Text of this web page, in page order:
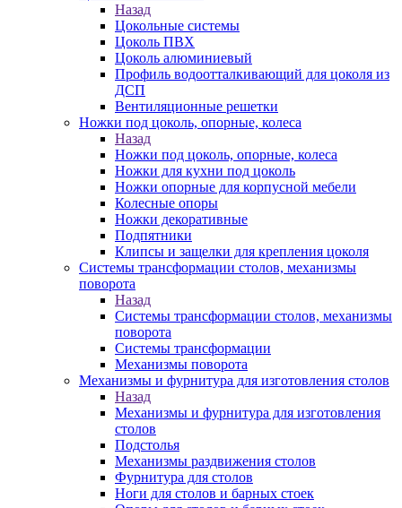
Назад
Цокольные системы
Цоколь ПВХ
Цоколь алюминиевый
Профиль водоотталкивающий для цоколя из
ДСП
Вентиляционные решетки
Ножки под цоколь, опорные, колеса
Назад
Ножки под цоколь, опорные, колеса
Ножки для кухни под цоколь
Ножки опорные для корпусной мебели
Колесные опоры
Ножки декоративные
Подпятники
Клипсы и защелки для крепления цоколя
Системы трансформации столов, механизмы
поворота
Назад
Системы трансформации столов, механизмы
поворота
Системы трансформации
Механизмы поворота
Механизмы и фурнитура для изготовления столов
Назад
Механизмы и фурнитура для изготовления
столов
Подстолья
Механизмы раздвижения столов
Фурнитура для столов
Ноги для столов и барных стоек